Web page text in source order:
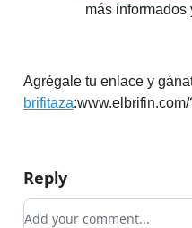
más informados
Agrégale tu enlace y
brifitaza
Reply
Add your comment